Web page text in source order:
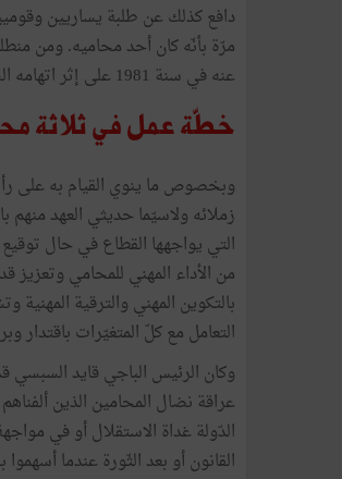
دافع كذلك عن طلبة يساريين
مرّة بأنّه كان أحد محاميه. ومن
عنه في سنة 1981 على إثر اتهامه السلطة آنذاك بتزوير الانتخابات التشريعية.
خطّة عمل في ثلاثة
وبخصوص ما ينوي القيام به على رأس
زملائه ولاسيّما حديثي العهد منهم
التي يواجهها القطاع في حال
من الأداء المهني للمحامي وتعزيز
بالتكوين المهني والترقية
التعامل مع كلّ المتغيّرات باقتدار
وكان الرئيس الباجي قايد السبسي
عراقة نضال المحامين الذين
الدّولة غداة الاستقلال أو في
القانون أو بعد الثّورة عندما